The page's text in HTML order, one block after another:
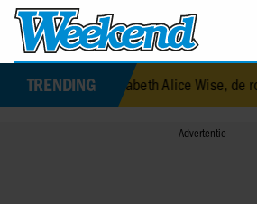
TRENDING
Elizabeth Alice Wise, de royal die